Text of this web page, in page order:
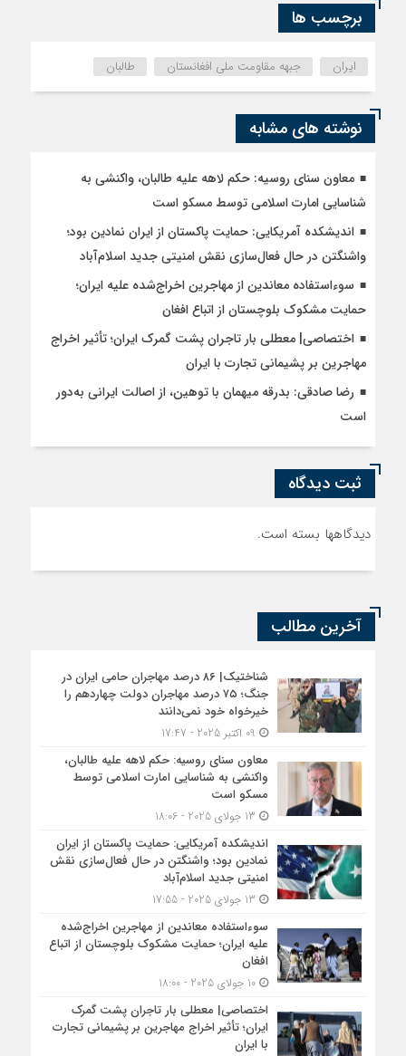
برچسب ها
ایران جبهه مقاومت ملی افغانستان طالبان
نوشته های مشابه
معاون سنای روسیه: حکم لاهه علیه طالبان، واکنشی به
شناسایی امارت اسلامی توسط مسکو است
اندیشکده آمریکایی: حمایت پاکستان از ایران نمادین بود؛
واشنگتن در حال فعال‌سازی نقش امنیتی جدید اسلام‌آباد
سوءاستفاده معاندین از مهاجرین اخراج‌شده علیه ایران؛
حمایت مشکوک بلوچستان از اتباع افغان
اختصاصی| معطلی بار تاجران پشت گمرک ایران؛ تأثیر اخراج
مهاجرین بر پشیمانی تجارت با ایران
رضا صادقی: بدرقه میهمان با توهین، از اصالت ایرانی به‌دور
است
ثبت دیدگاه
دیدگاهها بسته است.
آخرین مطالب
شناختیک| ۸۶ درصد مهاجران حامی ایران در
جنگ؛ ۷۵ درصد مهاجران دولت چهاردهم را
خیرخواه خود نمی‌دانند
معاون سنای روسیه: حکم لاهه علیه طالبان،
واکنشی به شناسایی امارت اسلامی توسط
مسکو است
اندیشکده آمریکایی: حمایت پاکستان از ایران
نمادین بود؛ واشنگتن در حال فعال‌سازی نقش
امنیتی جدید اسلام‌آباد
سوءاستفاده معاندین از مهاجرین اخراج‌شده
علیه ایران؛ حمایت مشکوک بلوچستان از اتباع
افغان
10 جولای 2025 - 18:00
اختصاصی| معطلی بار تاجران پشت گمرک
ایران؛ تأثیر اخراج مهاجرین بر پشیمانی تجارت
با ایران